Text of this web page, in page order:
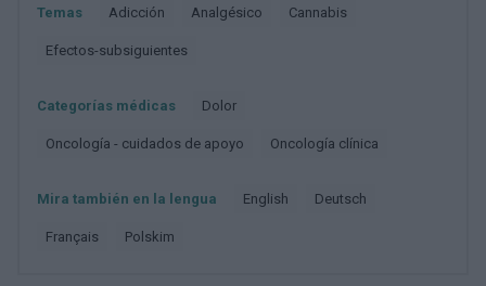
Temas Adicción Analgésico Cannabis
Efectos-subsiguientes
Categorías médicas Dolor
Oncología - cuidados de apoyo Oncología clínica
Mira también en la lengua english deutsch
français polskim